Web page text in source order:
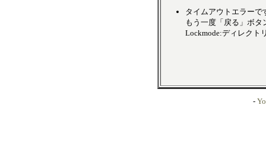
タイムアウトエラーで
もう一度「戻る」ボ
Lockmode:ディレクト
-